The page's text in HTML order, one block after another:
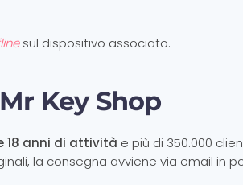
sul dispositivo associato.
Key Shop
18 anni di attività e più di 350.000
la consegna avviene via email in